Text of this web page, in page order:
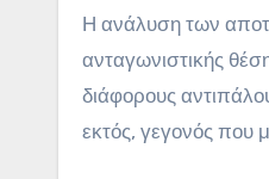
Η ανάλυση των
ανταγωνιστικής
διάφορους
εκτός, γεγονός που